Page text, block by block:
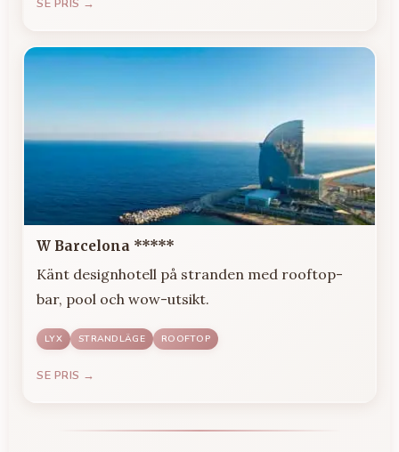
SE PRIS →
W Barcelona *****
Känt designhotell på stranden med rooftop-
bar, pool och wow-utsikt.
LYX STRANDLÄGE ROOFTOP
SE PRIS →